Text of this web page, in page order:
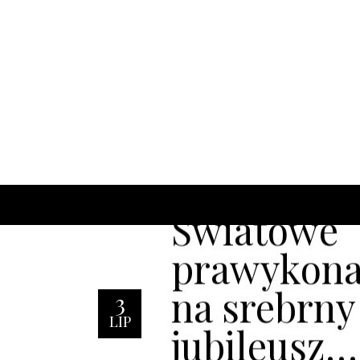
3
LIP
Światowe
na srebrny
jubileusz…